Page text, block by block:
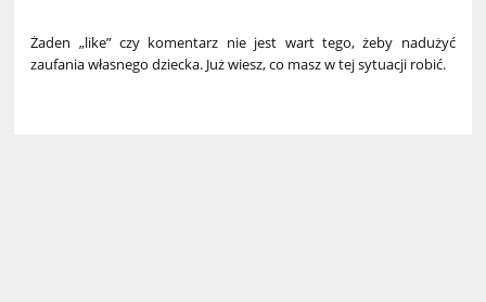
Żaden „like” czy komentarz nie jest wart tego, żeby nadużyć
zaufania własnego dziecka. Już wiesz, co masz w tej sytuacji robić.